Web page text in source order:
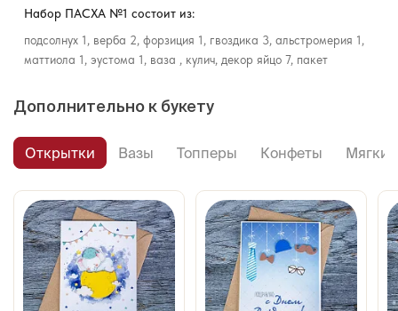
Набор ПАСХА №1 состоит из:
подсолнух 1, верба 2, форзиция 1, гвоздика 3, альстромерия 1,
маттиола 1, эустома 1, ваза , кулич, декор яйцо 7, пакет
Дополнительно к букету
Открытки Вазы Топперы Конфеты